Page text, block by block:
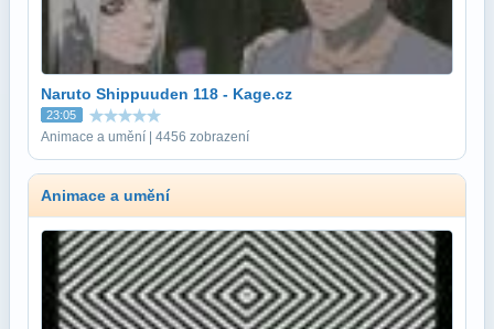
Naruto Shippuuden 118 - Kage.cz
23:05
Animace a umění | 4456 zobrazení
Animace a umění